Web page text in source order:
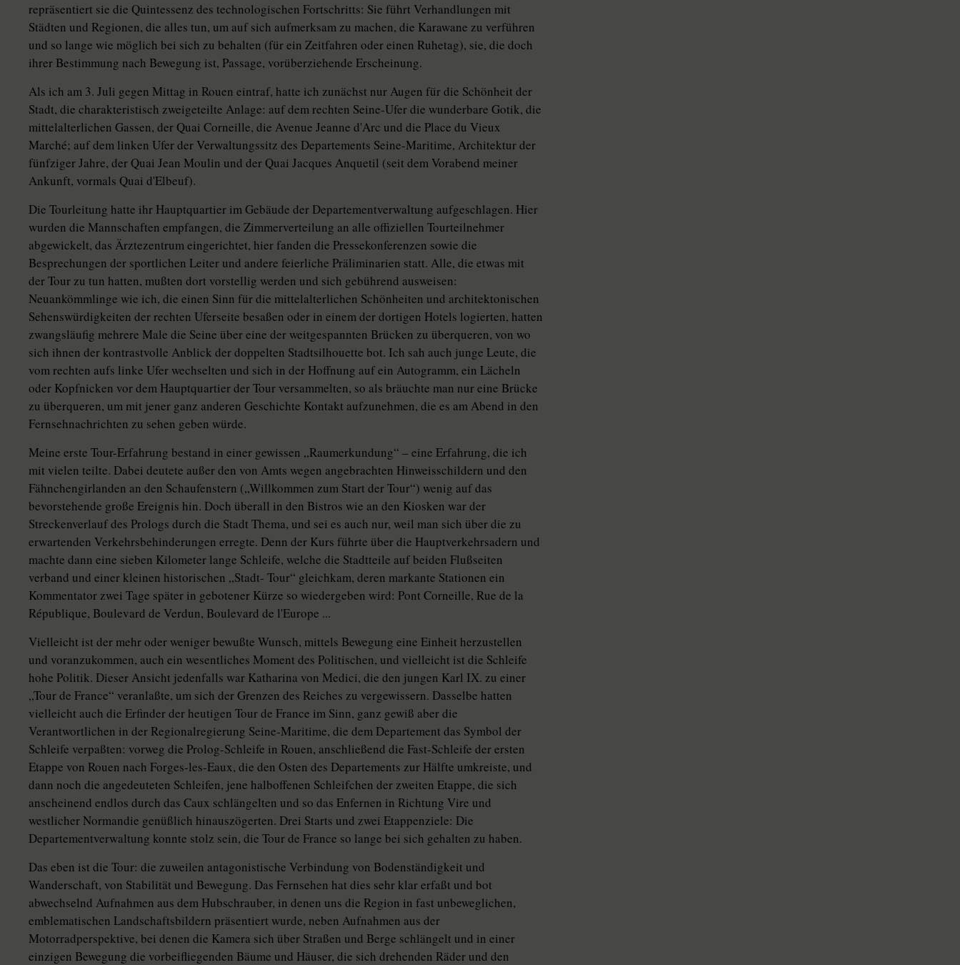
repräsentiert sie die Quintessenz des technologischen Fortschritts: Sie führt Verhandlungen mit
Städten und Regionen, die alles tun, um auf sich aufmerksam zu machen, die Karawane zu verführen
und so lange wie möglich bei sich zu behalten (für ein Zeitfahren oder einen Ruhetag), sie, die doch
ihrer Bestimmung nach Bewegung ist, Passage, vorüberziehende Erscheinung.
Als ich am 3. Juli gegen Mittag in Rouen eintraf, hatte ich zunächst nur Augen für die Schönheit der
Stadt, die charakteristisch zweigeteilte Anlage: auf dem rechten Seine-Ufer die wunderbare Gotik, die
mittelalterlichen Gassen, der Quai Corneille, die Avenue Jeanne d'Arc und die Place du Vieux
Marché; auf dem linken Ufer der Verwaltungssitz des Departements Seine-Maritime, Architektur der
fünfziger Jahre, der Quai Jean Moulin und der Quai Jacques Anquetil (seit dem Vorabend meiner
Ankunft, vormals Quai d'Elbeuf).
Die Tourleitung hatte ihr Hauptquartier im Gebäude der Departementverwaltung aufgeschlagen. Hier
wurden die Mannschaften empfangen, die Zimmerverteilung an alle offiziellen Tourteilnehmer
abgewickelt, das Ärztezentrum eingerichtet, hier fanden die Pressekonferenzen sowie die
Besprechungen der sportlichen Leiter und andere feierliche Präliminarien statt. Alle, die etwas mit
der Tour zu tun hatten, mußten dort vorstellig werden und sich gebührend ausweisen:
Neuankömmlinge wie ich, die einen Sinn für die mittelalterlichen Schönheiten und architektonischen
Sehenswürdigkeiten der rechten Uferseite besaßen oder in einem der dortigen Hotels logierten, hatten
zwangsläufig mehrere Male die Seine über eine der weitgespannten Brücken zu überqueren, von wo
sich ihnen der kontrastvolle Anblick der doppelten Stadtsilhouette bot. Ich sah auch junge Leute, die
vom rechten aufs linke Ufer wechselten und sich in der Hoffnung auf ein Autogramm, ein Lächeln
oder Kopfnicken vor dem Hauptquartier der Tour versammelten, so als bräuchte man nur eine Brücke
zu überqueren, um mit jener ganz anderen Geschichte Kontakt aufzunehmen, die es am Abend in den
Fernsehnachrichten zu sehen geben würde.
Meine erste Tour-Erfahrung bestand in einer gewissen „Raumerkundung“ – eine Erfahrung, die ich
mit vielen teilte. Dabei deutete außer den von Amts wegen angebrachten Hinweisschildern und den
Fähnchengirlanden an den Schaufenstern („Willkommen zum Start der Tour“) wenig auf das
bevorstehende große Ereignis hin. Doch überall in den Bistros wie an den Kiosken war der
Streckenverlauf des Prologs durch die Stadt Thema, und sei es auch nur, weil man sich über die zu
erwartenden Verkehrsbehinderungen erregte. Denn der Kurs führte über die Hauptverkehrsadern und
machte dann eine sieben Kilometer lange Schleife, welche die Stadtteile auf beiden Flußseiten
verband und einer kleinen historischen „Stadt- Tour“ gleichkam, deren markante Stationen ein
Kommentator zwei Tage später in gebotener Kürze so wiedergeben wird: Pont Corneille, Rue de la
République, Boulevard de Verdun, Boulevard de l'Europe ...
Vielleicht ist der mehr oder weniger bewußte Wunsch, mittels Bewegung eine Einheit herzustellen
und voranzukommen, auch ein wesentliches Moment des Politischen, und vielleicht ist die Schleife
hohe Politik. Dieser Ansicht jedenfalls war Katharina von Medici, die den jungen Karl IX. zu einer
„Tour de France“ veranlaßte, um sich der Grenzen des Reiches zu vergewissern. Dasselbe hatten
vielleicht auch die Erfinder der heutigen Tour de France im Sinn, ganz gewiß aber die
Verantwortlichen in der Regionalregierung Seine-Maritime, die dem Departement das Symbol der
Schleife verpaßten: vorweg die Prolog-Schleife in Rouen, anschließend die Fast-Schleife der ersten
Etappe von Rouen nach Forges-les-Eaux, die den Osten des Departements zur Hälfte umkreiste, und
dann noch die angedeuteten Schleifen, jene halboffenen Schleifchen der zweiten Etappe, die sich
anscheinend endlos durch das Caux schlängelten und so das Enfernen in Richtung Vire und
westlicher Normandie genüßlich hinauszögerten. Drei Starts und zwei Etappenziele: Die
Departementverwaltung konnte stolz sein, die Tour de France so lange bei sich gehalten zu haben.
Das eben ist die Tour: die zuweilen antagonistische Verbindung von Bodenständigkeit und
Wanderschaft, von Stabilität und Bewegung. Das Fernsehen hat dies sehr klar erfaßt und bot
abwechselnd Aufnahmen aus dem Hubschrauber, in denen uns die Region in fast unbeweglichen,
emblematischen Landschaftsbildern präsentiert wurde, neben Aufnahmen aus der
Motorradperspektive, bei denen die Kamera sich über Straßen und Berge schlängelt und in einer
einzigen Bewegung die vorbeifliegenden Bäume und Häuser, die sich drehenden Räder und den